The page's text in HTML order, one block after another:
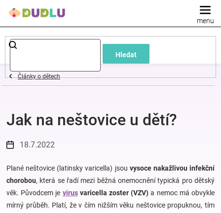
Hledat
Dětské
a
oblečení
Pokojíček
a
kojenecká
Články o dětech
Jak na neštovice u dětí?
18.7.2022
Plané neštovice (latinsky varicella) jsou vysoce nakažlivou infekční
chorobou, která se řadí mezi běžná onemocnění typická pro dětský
věk. Původcem je virusvaricella zoster (VZV) a nemoc má obvykle
mírný průběh. Platí, že v čím nižším věku neštovice propuknou, tím